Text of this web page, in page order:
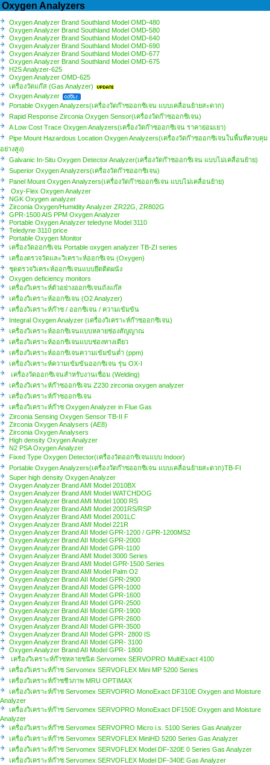
Oxygen Analyzers
Oxygen Analyzer Brand Southland Model OMD-480
Oxygen Analyzer Brand Southland Model OMD-580
Oxygen Analyzer Brand Southland Model OMD-640
Oxygen Analyzer Brand Southland Model OMD-690
Oxygen Analyzer Brand Southland Model OMD-677
Oxygen Analyzer Brand Southland Model OMD-675
H2S Analyzer-625
Oxygen Analyzer OMD-625
เครื่องวัดแก๊ส (Gas Analyzer)
Oxygen Analyzer
Portable Oxygen Analyzers(เครื่องวัดก๊าซออกซิเจน แบบเคลื่อนย้ายสะดวก)
Rapid Response Zirconia Oxygen Sensor(เครื่องวัดก๊าซออกซิเจน)
A Low Cost Trace Oxygen Analyzers(เครื่องวัดก๊าซออกซิเจน ราคาย่อมเยา)
Pipe Mount Hazardous Location Oxygen Analyzers(เครื่องวัดก๊าซออกซิเจนในพื้นที่ควบคุม
อย่างสูง)
Galvanic In-Situ Oxygen Detector Analyzer(เครื่องวัดก๊าซออกซิเจน แบบไม่เคลื่อนย้าย)
Superior Oxygen Analyzers(เครื่องวัดก๊าซออกซิเจน)
Panel Mount Oxygen Analyzers(เครื่องวัดก๊าซออกซิเจน แบบไม่เคลื่อนย้าย)
Oxy-Flex Oxygen Analyzer
NGK Oxygen analyzer
Zirconia Oxygen/Humidity Analyzer ZR22G, ZR802G
GPR-1500 AIS PPM Oxygen Analyzer
Portable Oxygen Analyzer​​​​​ teledyne Model 3110
Teledyne 3110 price
Portable Oxygen Monitor
เครื่องวัดออกซิเจน Portable oxygen analyzer TB-ZI series
เครื่องตรวจวัดและวิเคราะห์ออกซิเจน (Oxygen)
ชุดตรวจวิเคระห์ออกซิเจนแบบยึดติดผนัง
Oxygen deficiency monitors
เครื่องวิเคราะห์ตัวอย่างออกซิเจนถังแก๊ส
เครื่องวิเคราะห์ออกซิเจน (O2 Analyzer)
เครื่องวิเคราะห์ก๊าซ / ออกซิเจน / ความเข้มข้น
Integral Oxygen Analyzer (เครื่องวิเคราะห์ก๊าซออกซิเจน)
เครื่องวิเคราะห์ออกซิเจนแบบหลายช่องสัญญาณ
เครื่องวิเคราะห์ออกซิเจนแบบช่องทางเดียว
เครื่องวิเคราะห์ออกซิเจนความเข้มข้นต่ำ (ppm)
เครื่องวิเคราะห์ความเข้มข้นออกซิเจน รุ่น OX-I
เครื่องวัดออกซิเจนสำหรับงานเชื่อม (Welding)
เครื่องวิเคราะห์ก๊าซออกซิเจน Z230 zirconia oxygen analyzer
เครื่องวิเคราะห์ก๊าซออกซิเจน
เครื่องวิเคราะห์ก๊าซ Oxygen Analyzer in Flue Gas
Zirconia Sensing Oxygen Sensor TB-II F
Zirconia Oxygen Analysers (AE8)
Zirconia Oxygen Analysers
High density Oxygen Analyzer
N2 PSA Oxygen Analyzer
Fixed Type Oxygen Detector(เครื่องวัดออกซิเจนแบบ Indoor)
Portable Oxygen Analyzers(เครื่องวัดก๊าซออกซิเจน แบบเคลื่อนย้ายสะดวก)TB-FI
Super high density Oxygen Analyzer
Oxygen Analyzer Brand AMI Model 2010BX
Oxygen Analyzer Brand AMI Model WATCHDOG
Oxygen Analyzer Brand AMI Model 1000 RS
Oxygen Analyzer Brand AMI Model 2001RS/RSP
Oxygen Analyzer Brand AMI Model 2001LC
Oxygen Analyzer Brand AMI Model 221R
Oxygen Analyzer Brand AII Model GPR-1200 / GPR-1200MS2
Oxygen Analyzer Brand AII Model GPR-2000
Oxygen Analyzer Brand AII Model GPR-1100
Oxygen Analyzer Brand AMI Model 3000 Series
Oxygen Analyzer Brand AMI Model GPR-1500 Series
Oxygen Analyzer Brand AMI Model Palm O2
Oxygen Analyzer Brand AII Model GPR-2900
Oxygen Analyzer Brand AII Model GPR-1000
Oxygen Analyzer Brand AII Model GPR-1600
Oxygen Analyzer Brand AII Model GPR-2500
Oxygen Analyzer Brand AII Model GPR-1900
Oxygen Analyzer Brand AII Model GPR-2600
Oxygen Analyzer Brand AII Model GPR-3500
Oxygen Analyzer Brand AII Model GPR- 2800 IS
Oxygen Analyzer Brand AII Model GPR- 3100
Oxygen Analyzer Brand AII Model GPR- 1800
เครื่องวิเคราะห์ก๊าซหลายชนิด Servomex SERVOPRO MultiExact 4100
เครื่องวิเคราะห์ก๊าซ Servomex SERVOFLEX Mini MP 5200 Series
เครื่องวิเคราะห์ก๊าซชีวภาพ MRU OPTIMAX
เครื่องวิเคราะห์ก๊าซ Servomex SERVOPRO MonoExact DF310E Oxygen and Moisture
Analyzer
เครื่องวิเคราะห์ก๊าซ Servomex SERVOPRO MonoExact DF150E Oxygen and Moisture
Analyzer
เครื่องวิเคราะห์ก๊าซ Servomex SERVOPRO Micro i.s. 5100 Series Gas Analyzer
เครื่องวิเคราะห์ก๊าซ Servomex SERVOFLEX MiniHD 5200 Series Gas Analyzer
เครื่องวิเคราะห์ก๊าซ Servomex SERVOFLEX Model DF-320E 0 Series Gas Analyzer
เครื่องวิเคราะห์ก๊าซ Servomex SERVOFLEX Model DF-340E Gas Analyzer